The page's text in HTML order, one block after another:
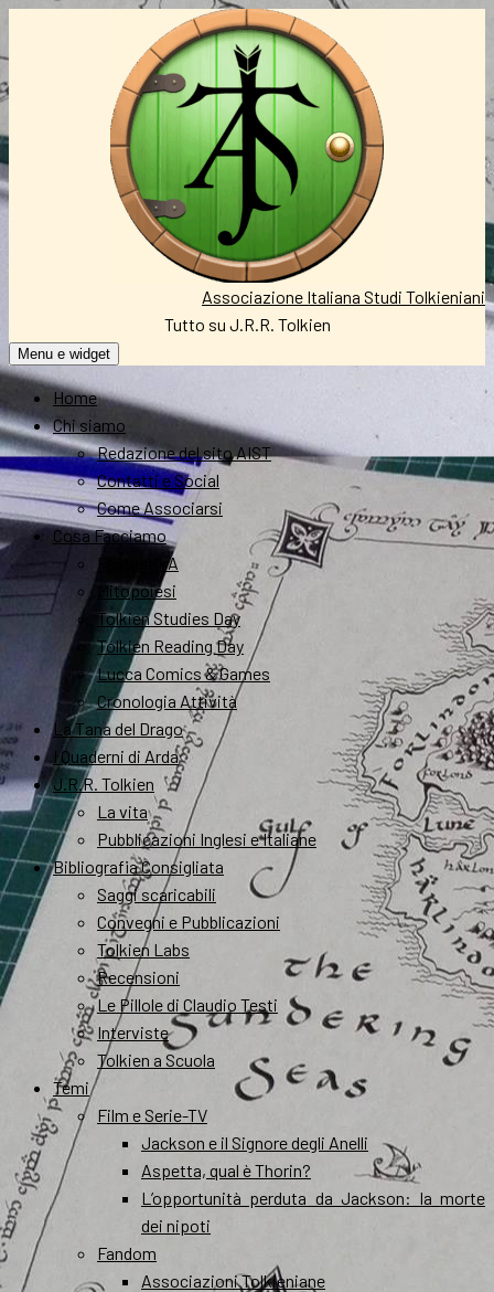
Associazione Italiana Studi Tolkieniani
Tutto su J.R.R. Tolkien
Menu e widget
Home
Chi siamo
Redazione del sito AIST
Contatti e Social
Come Associarsi
Cosa Facciamo
FantastikA
Mitopoiesi
Tolkien Studies Day
Tolkien Reading Day
Lucca Comics & Games
Cronologia Attività
La Tana del Drago
I Quaderni di Arda
J.R.R. Tolkien
La vita
Pubblicazioni Inglesi e Italiane
Bibliografia Consigliata
Saggi scaricabili
Convegni e Pubblicazioni
Tolkien Labs
Recensioni
Le Pillole di Claudio Testi
Interviste
Tolkien a Scuola
Temi
Film e Serie-TV
Jackson e il Signore degli Anelli
Aspetta, qual è Thorin?
L’opportunità perduta da Jackson: la morte
dei nipoti
Fandom
Associazioni Tolkieniane